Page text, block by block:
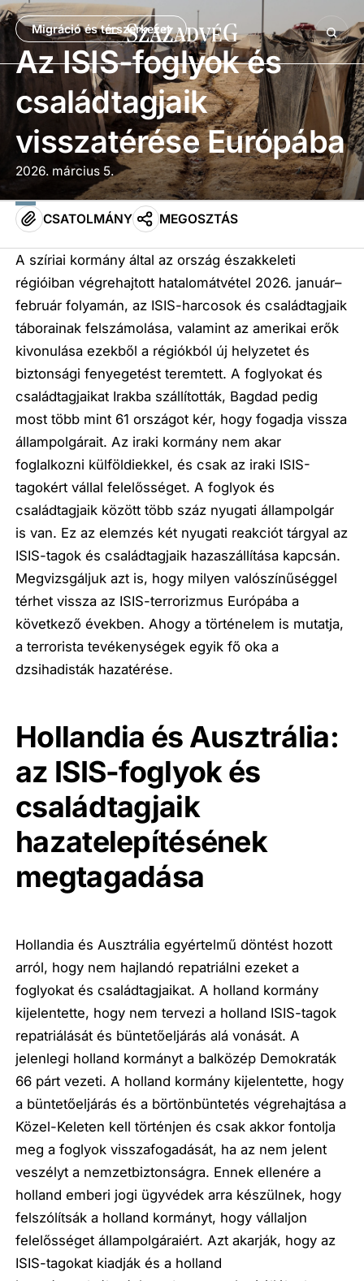
Migráció és térszerkezet
Az ISIS-foglyok és
családtagjaik
visszatérése Európába
2026. március 5.
CSATOLMÁNY MEGOSZTÁS
A szíriai kormány által az ország északkeleti
régióiban végrehajtott hatalomátvétel 2026. január–
február folyamán, az ISIS-harcosok és családtagjaik
táborainak felszámolása, valamint az amerikai erők
kivonulása ezekből a régiókból új helyzetet és
biztonsági fenyegetést teremtett. A foglyokat és
családtagjaikat Irakba szállították, Bagdad pedig
most több mint 61 országot kér, hogy fogadja vissza
állampolgárait. Az iraki kormány nem akar
foglalkozni külföldiekkel, és csak az iraki ISIS-
tagokért vállal felelősséget. A foglyok és
családtagjaik között több száz nyugati állampolgár
is van. Ez az elemzés két nyugati reakciót tárgyal az
ISIS-tagok és családtagjaik hazaszállítása kapcsán.
Megvizsgáljuk azt is, hogy milyen valószínűséggel
térhet vissza az ISIS-terrorizmus Európába a
következő években. Ahogy a történelem is mutatja,
a terrorista tevékenységek egyik fő oka a
dzsihadisták hazatérése.
Hollandia és Ausztrália:
az ISIS-foglyok és
családtagjaik
hazatelepítésének
megtagadása
Hollandia és Ausztrália egyértelmű döntést hozott
arról, hogy nem hajlandó repatriálni ezeket a
foglyokat és családtagjaikat. A holland kormány
kijelentette, hogy nem tervezi a holland ISIS-tagok
repatriálását és büntetőeljárás alá vonását. A
jelenlegi holland kormányt a balközép Demokraták
66 párt vezeti. A holland kormány kijelentette, hogy
a büntetőeljárás és a börtönbüntetés végrehajtása a
Közel-Keleten kell történjen és csak akkor fontolja
meg a foglyok visszafogadását, ha az nem jelent
veszélyt a nemzetbiztonságra. Ennek ellenére a
holland emberi jogi ügyvédek arra készülnek, hogy
felszólítsák a holland kormányt, hogy vállaljon
felelősséget állampolgáraiért. Azt akarják, hogy az
ISIS-tagokat kiadják és a holland